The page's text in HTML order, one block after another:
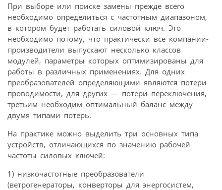
При выборе или поиске замены прежде всего
необходимо определиться с частотным диапазоном,
в котором будет работать силовой ключ. Это
необходимо потому, что практически все компании-
производители выпускают несколько классов
модулей, параметры которых оптимизированы для
работы в различных применениях. Для одних
преобразователей определяющими являются потери
проводимости, для других — потери переключения,
третьим необходим оптимальный баланс между
двумя типами потерь.
На практике можно выделить три основных типа
устройств, отличающихся по значению рабочей
частоты силовых ключей:
1) низкочастотные преобразователи
(ветрогенераторы, конверторы для энергосистем,